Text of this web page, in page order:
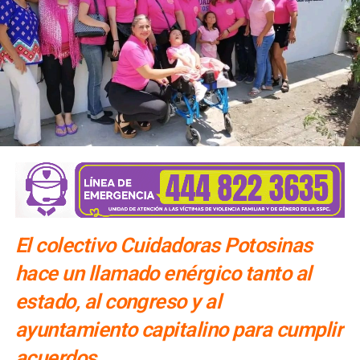
El colectivo Cuidadoras Potosinas
hace un llamado enérgico tanto al
estado, al congreso y al
ayuntamiento capitalino para cumplir